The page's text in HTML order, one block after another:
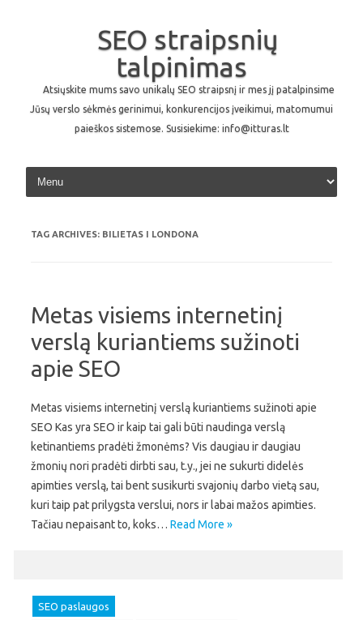
SEO straipsnių
talpinimas
Atsiųskite mums savo unikalų SEO straipsnį ir mes jį patalpinsime
Jūsų verslo sėkmės gerinimui, konkurencijos įveikimui, matomumui
paieškos sistemose. Susisiekime: info@itturas.lt
Skip to content
TAG ARCHIVES: BILIETAS I LONDONA
Metas visiems internetinį
verslą kuriantiems sužinoti
apie SEO
Metas visiems internetinį verslą kuriantiems sužinoti apie
SEO Kas yra SEO ir kaip tai gali būti naudinga verslą
ketinantiems pradėti žmonėms? Vis daugiau ir daugiau
žmonių nori pradėti dirbti sau, t.y., jei ne sukurti didelės
apimties verslą, tai bent susikurti svajonių darbo vietą sau,
kuri taip pat prilygsta verslui, nors ir labai mažos apimties.
Tačiau nepaisant to, koks… Read More »
SEO paslaugos